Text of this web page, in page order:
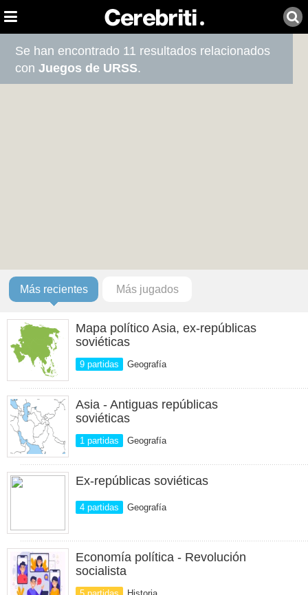
Se han encontrado 11 resultados relacionados
conJuegos de URSS.
Más recientes Más jugados
Mapa político Asia, ex-repúblicas
soviéticas
9 partidas Geografía
Asia - Antiguas repúblicas
soviéticas
1 partidas Geografía
Ex-repúblicas soviéticas
4 partidas Geografía
Economía política - Revolución
socialista